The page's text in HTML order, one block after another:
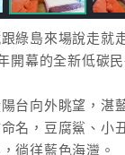
綠島來場說走就
開幕的全新低碳
台向外眺望，湛
名，豆腐鯊、小
徜徉藍色海灣。